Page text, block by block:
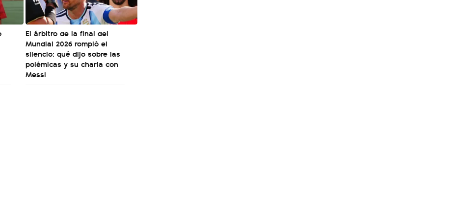
El árbitro de la final del
Mundial 2026 rompió el
silencio: qué dijo sobre las
polémicas y su charla con
Messi